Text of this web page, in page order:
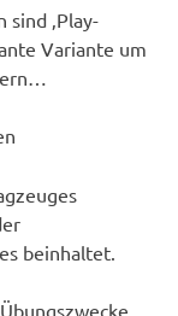
‚Play-
Variante um
beinhaltet.